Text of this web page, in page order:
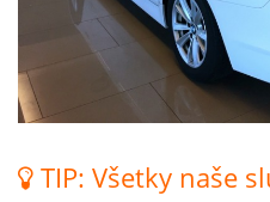
TIP: Všetky naše